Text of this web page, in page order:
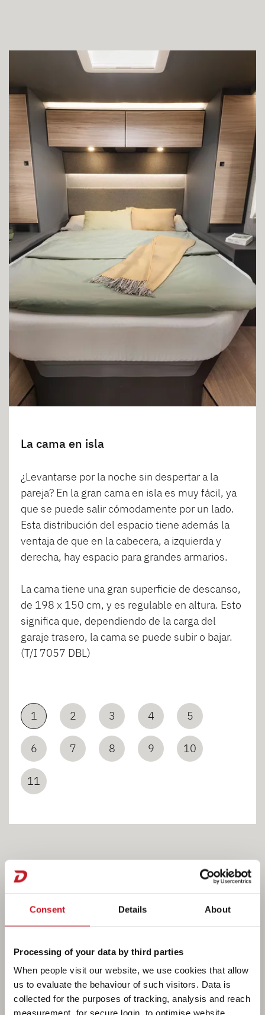
Consent Details About
Processing of your data by third parties
When people visit our website, we use cookies that allow
us to evaluate the behaviour of such visitors. Data is
collected for the purposes of tracking, analysis and reach
measurement, for secure login, to optimise website
La cama en isla
¿Levantarse por la noche sin despertar a la
pareja? En la gran cama en isla es muy fácil, ya
que se puede salir cómodamente por un lado.
Esta distribución del espacio tiene además la
ventaja de que en la cabecera, a izquierda y
derecha, hay espacio para grandes armarios.
La cama tiene una gran superficie de descanso,
de 198 x 150 cm, y es regulable en altura. Esto
significa que, dependiendo de la carga del
garaje trasero, la cama se puede subir o bajar.
(T/I 7057 DBL)
1 2 3 4 5
6 7 8 9 10
11